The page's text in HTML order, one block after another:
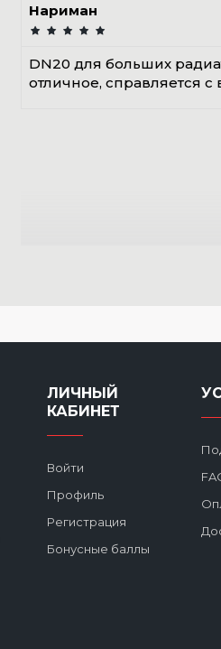
Нариман
DN20 для больших
отличное, справляется
ЛИЧНЫЙ
КАБИНЕТ
Войти
Профиль
Регистрация
Бонусные баллы